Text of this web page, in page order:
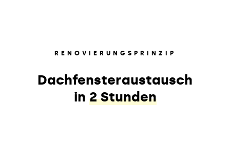
RENOVIERUNGSPRINZIP
Dachfensteraustausch
in 2 Stunden